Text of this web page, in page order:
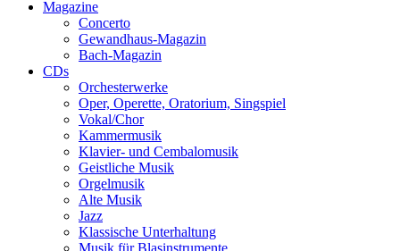
Magazine
Concerto
Gewandhaus-Magazin
Bach-Magazin
CDs
Orchesterwerke
Oper, Operette, Oratorium, Singspiel
Vokal/Chor
Kammermusik
Klavier- und Cembalomusik
Geistliche Musik
Orgelmusik
Alte Musik
Jazz
Klassische Unterhaltung
Musik für Blasinstrumente